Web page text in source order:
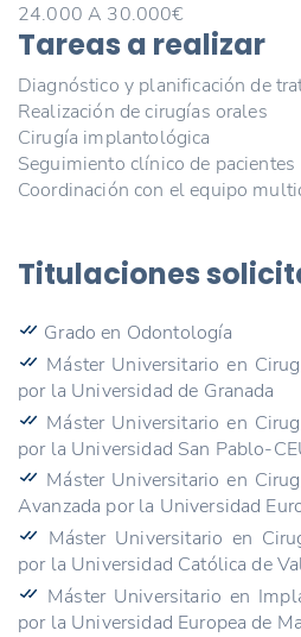
24.000 A 30.000€
Tareas a realizar
Diagnóstico y planificación de
Realización de cirugías orales
Cirugía implantológica
Seguimiento clínico de pacientes
Coordinación con el equipo
Titulaciones
Grado en Odontología
Máster Universitario en
por la Universidad de Granada
Máster Universitario en
por la Universidad San Pablo-
Máster Universitario en
Avanzada por la Universidad
Máster Universitario en
por la Universidad Católica de
Máster Universitario en
por la Universidad Europea de